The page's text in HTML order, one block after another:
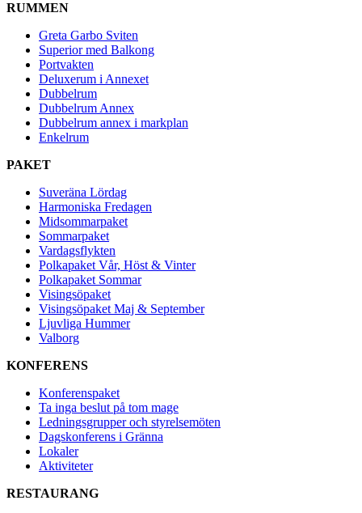
RUMMEN
Greta Garbo Sviten
Superior med Balkong
Portvakten
Deluxerum i Annexet
Dubbelrum
Dubbelrum Annex
Dubbelrum annex i markplan
Enkelrum
PAKET
Suveräna Lördag
Harmoniska Fredagen
Midsommarpaket
Sommarpaket
Vardagsflykten
Polkapaket Vår, Höst & Vinter
Polkapaket Sommar
Visingsöpaket
Visingsöpaket Maj & September
Ljuvliga Hummer
Valborg
KONFERENS
Konferenspaket
Ta inga beslut på tom mage
Ledningsgrupper och styrelsemöten
Dagskonferens i Gränna
Lokaler
Aktiviteter
RESTAURANG